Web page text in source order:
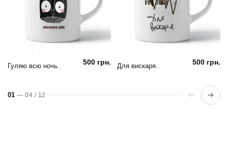
Гуляю всю ночь. 500 грн. Для вискаря. 500 грн.
01 —04 / 12